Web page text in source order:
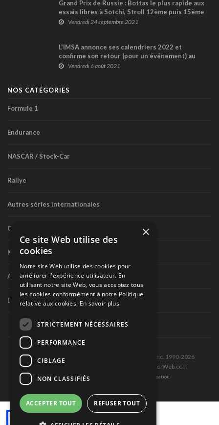
Grand Prix de Russie : Bottas le plus rapide aux
essais libres à Sotchi, Stroll 12ème puis 15ème
Vendredi 24 septembre 2021
L'IMSA annonce ses calendriers 2022 et
confirme son retour (pour un événement) au
Canada
Vendredi 6 août 2021
NOS CATÉGORIES
Formule 1
Endurance
NASCAR / Stock-Car
Rallye
Autres séries internationales
Circuit routier canadien
Karting
Autres séries nationales
Divers
Tous droits réservés © Les Éditions Pole-Position inc. 1990-2026
Ce site est produit et hébergé par Montréal-Photo-Web.com
Politique de confidentialité et Conditions d’utilisation
×
Ce site Web utilise des
cookies
Notre site Web utilise des cookies pour
améliorer l'expérience utilisateur. En
utilisant notre site Web, vous acceptez tous
les cookies conformément à notre Politique
relative aux cookies. En savoir plus
STRICTEMENT NÉCESSAIRES
PERFORMANCE
CIBLAGE
NON CLASSIFIÉS
ACCEPTER TOUT REFUSER TOUT